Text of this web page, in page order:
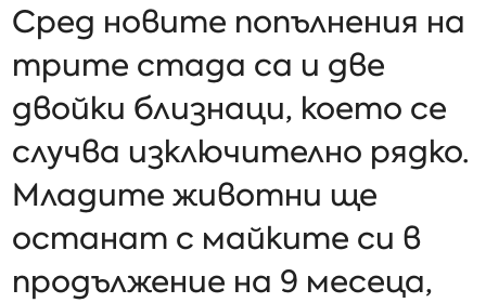
Сред новите попълнения на
трите стада са и две
двойки близнаци, което се
случва изключително рядко.
Младите животни ще
останат с майките си в
продължение на 9 месеца,